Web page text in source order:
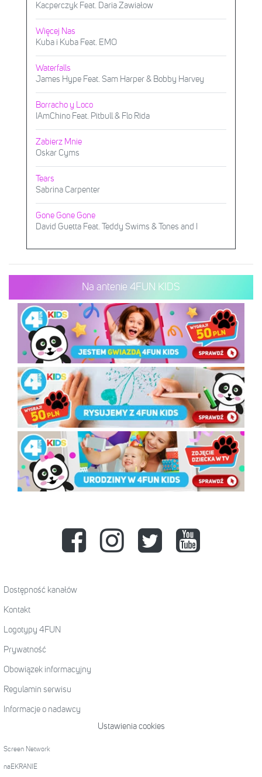
Kacperczyk Feat. Daria Zawiałow
Więcej Nas
Kuba i Kuba Feat. EMO
Waterfalls
James Hype Feat. Sam Harper & Bobby Harvey
Borracho y Loco
IAmChino Feat. Pitbull & Flo Rida
Zabierz Mnie
Oskar Cyms
Tears
Sabrina Carpenter
Gone Gone Gone
David Guetta Feat. Teddy Swims & Tones and I
Na antenie 4FUN KIDS
Dostępność kanałów
Kontakt
Logotypy 4FUN
Prywatność
Obowiązek informacyjny
Regulamin serwisu
Informacje o nadawcy
Ustawienia cookies
Screen Network
naEKRANIE